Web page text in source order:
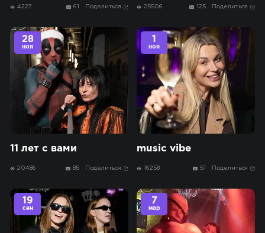
4227 61 Поделиться 25506 125 Поделиться
28
ноя
11 лет с вами
20486 85 Поделиться
1
ноя
music vibe
16258 51 Поделиться
19
сен
7
мар